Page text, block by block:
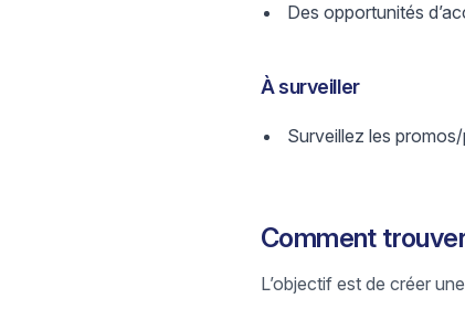
Des opportunités
À surveiller
Surveillez les
Comment
L’objectif est de créer